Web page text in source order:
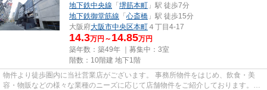
地下鉄中央線 「堺筋本町 」駅 徒歩7分
地下鉄御堂筋線 「心斎橋 」駅 徒歩15分
大阪府大阪市中央区本町 ４丁目4-17
14.3万円～ 14.85万円
築年数：築49年 ｜募集中： 3室
階数：10階建 地下1階
物件より徒歩圏内に当社営業店がございます。 事務所物件をはじめ、飲食・美
容・物販などの様々な業種のニーズに応じて店舗物件をご紹介しております。